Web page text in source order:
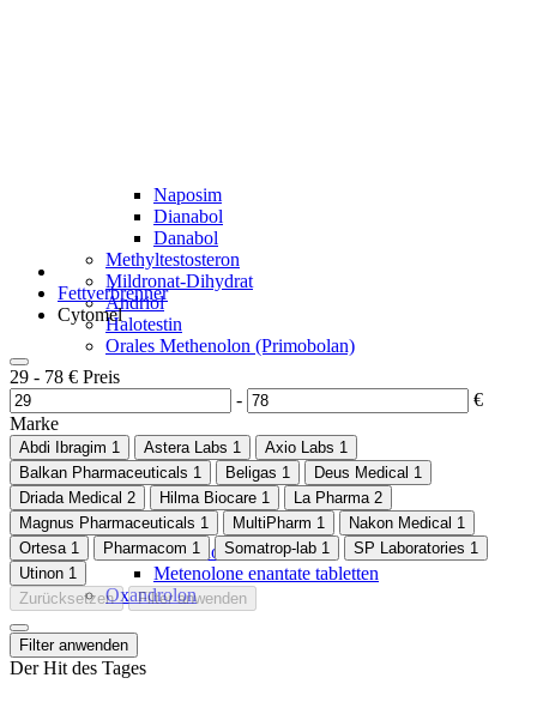
Naposim
Dianabol
Danabol
Methyltestosteron
Mildronat-Dihydrat
Andriol
Halotestin
Orales Methenolon (Primobolan)
Methenolon-Acetat
Metenolone enantate tabletten
Oxandrolon
Fettverbrenner
Cytomel
29 - 78 € Preis
-
€
Marke
Abdi Ibragim 1 Astera Labs 1 Axio Labs 1
Balkan Pharmaceuticals 1 Beligas 1 Deus Medical 1
Driada Medical 2 Hilma Biocare 1 La Pharma 2
Magnus Pharmaceuticals 1 MultiPharm 1 Nakon Medical 1
Ortesa 1 Pharmacom 1 Somatrop-lab 1 SP Laboratories 1
Utinon 1
Zurücksetzen
Filter anwenden
Filter anwenden
Der Hit des Tages